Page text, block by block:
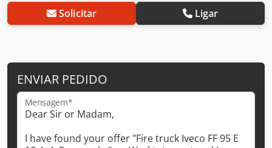
Solicitar Ligar
ENVIAR PEDIDO
Mensagem*